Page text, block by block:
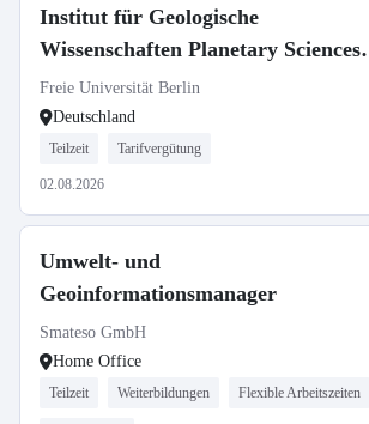
Institut für Geologische
Wissenschaften Planetary Sciences,
SFB 1759
Freie Universität Berlin
Deutschland
Teilzeit Tarifvergütung
02.08.2026
Umwelt- und
Geoinformationsmanager
Smateso GmbH
Home Office
Teilzeit Weiterbildungen Flexible Arbeitszeiten